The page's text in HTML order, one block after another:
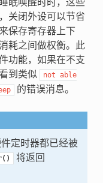
眠唤醒时时，这些
关闭外设可以节省
保存寄存器上下
耗之间做权衡。此
功能，如果在不支
到类似
not able
的错误消息。
定时器都已经被
将返回